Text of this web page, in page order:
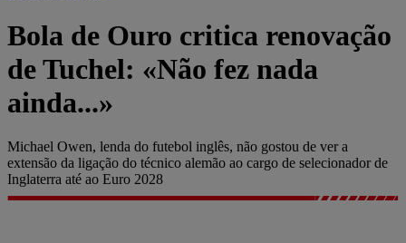
Bola de Ouro critica renovação
de Tuchel: «Não fez nada
ainda...»
Michael Owen, lenda do futebol inglês, não gostou de ver a
extensão da ligação do técnico alemão ao cargo de selecionador de
Inglaterra até ao Euro 2028